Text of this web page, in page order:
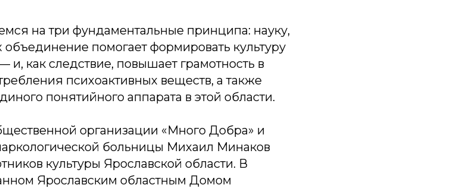
на три фундаментальные принципа: науку,
объединение помогает формировать культуру
и, как следствие, повышает грамотность в
психоактивных веществ, а также
понятийного аппарата в этой области.
организации «Много Добра» и
больницы Михаил Минаков
культуры Ярославской области. В
Ярославским областным Домом